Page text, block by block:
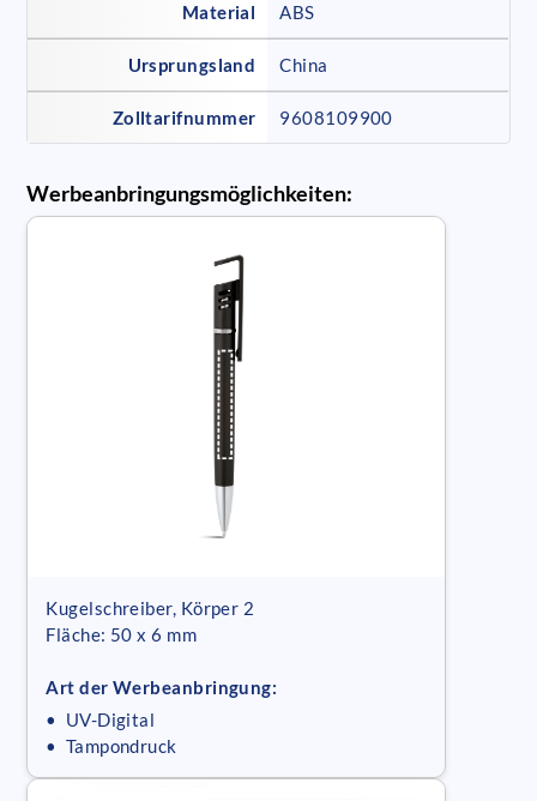
Material ABS
Ursprungsland China
Zolltarifnummer 9608109900
Werbeanbringungsmöglichkeiten:
Kugelschreiber, Körper 2
Fläche: 50 x 6 mm
Art der Werbeanbringung:
• UV-Digital
• Tampondruck